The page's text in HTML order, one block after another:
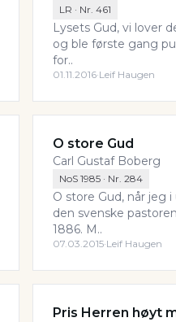
LR · Nr. 461
Lysets Gud, vi lover
og ble første gang
for..
01.11.2016·Leif Haugen
O store Gud
Carl Gustaf Boberg
NoS 1985 · Nr. 284
O store Gud, når jeg
den svenske
1886. M..
07.03.2015·Leif Haugen
Pris Herren høyt